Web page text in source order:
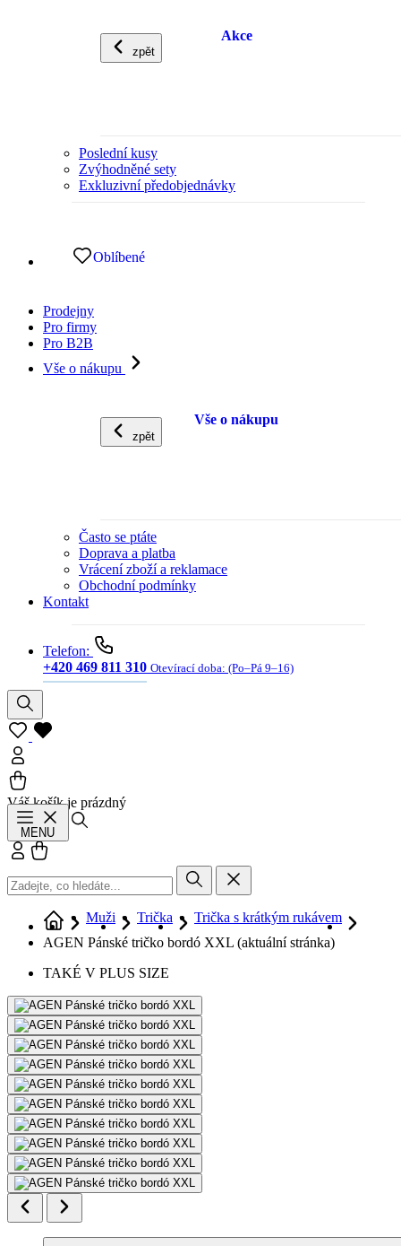
zpět
Akce
Poslední kusy
Zvýhodněné sety
Exkluzivní předobjednávky
Oblíbené
Prodejny
Pro firmy
Pro B2B
Vše o nákupu
zpět
Vše o nákupu
Často se ptáte
Doprava a platba
Vrácení zboží a reklamace
Obchodní podmínky
Kontakt
Telefon:
+420 469 811 310 Otevírací doba: (Po–Pá 9–16)
Váš košík je prázdný
MENU
Přihlásit se
Muži Trička
Trička s krátkým rukávem
AGEN Pánské tričko bordó XXL (aktuální stránka)
TAKÉ V PLUS SIZE